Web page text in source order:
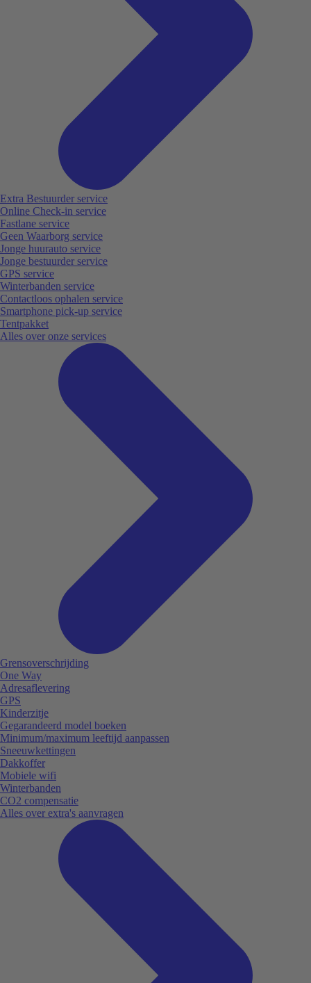
Extra Bestuurder service
Online Check-in service
Fastlane service
Geen Waarborg service
Jonge huurauto service
Jonge bestuurder service
GPS service
Winterbanden service
Contactloos ophalen service
Smartphone pick-up service
Tentpakket
Alles over onze services
Grensoverschrijding
One Way
Adresaflevering
GPS
Kinderzitje
Gegarandeerd model boeken
Minimum/maximum leeftijd aanpassen
Sneeuwkettingen
Dakkoffer
Mobiele wifi
Winterbanden
CO2 compensatie
Alles over extra's aanvragen